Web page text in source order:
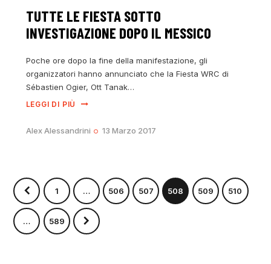
TUTTE LE FIESTA SOTTO
INVESTIGAZIONE DOPO IL MESSICO
Poche ore dopo la fine della manifestazione, gli
organizzatori hanno annunciato che la Fiesta WRC di
Sébastien Ogier, Ott Tanak…
LEGGI DI PIÙ
Alex Alessandrini 13 Marzo 2017
1 … 506 507 508 509 510
… 589
>